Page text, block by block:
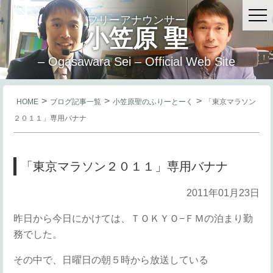
フリーアナウンサー
小笠原 聖
– Ogasawara Sei – Official Web Site
HOME > ブログ記事一覧 > 小笠原聖のふりーとーく >
「東京マラソン
２０１１」専用バナナ
「東京マラソン２０１１」専用バナナ
2011年01月23日
昨日から今日にかけては、ＴＯＫＹＯ−ＦＭの泊まり勤
務でした。
その中で、日曜日の朝５時から放送している